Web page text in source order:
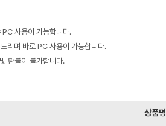
PC 사용이 가능합니다.
리며 바로 PC 사용이 가능합니다.
환불이 불가합니다.
상품명